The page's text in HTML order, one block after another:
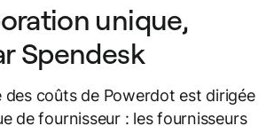
unique,
Spendesk
des coûts de Powerdot est dirigée
de fournisseur : les fournisseurs